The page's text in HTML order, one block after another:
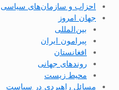
احزاب و سازمان‌های سیاسی
جهان امروز
بین‌المللی
پیرامون ایران
افغانستان
روندهای جهانی
محیط زیست
مسائل راهبردی در سیاست